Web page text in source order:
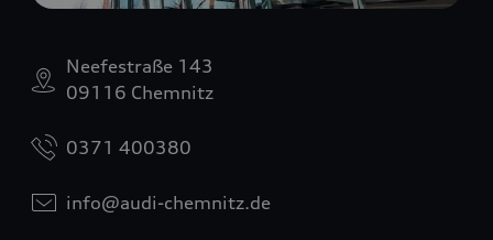
Neefestraße 143
09116 Chemnitz
0371 400380
info@audi-chemnitz.de